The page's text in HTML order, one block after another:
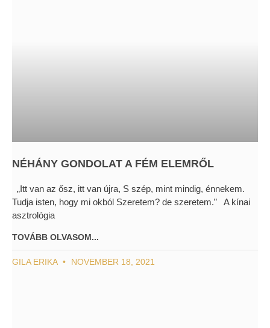
NÉHÁNY GONDOLAT A FÉM ELEMRŐL
„Itt van az ősz, itt van újra, S szép, mint mindig, énnekem.
Tudja isten, hogy mi okból Szeretem? de szeretem.” A kínai
asztrológia
TOVÁBB OLVASOM...
GILA ERIKA NOVEMBER 18, 2021